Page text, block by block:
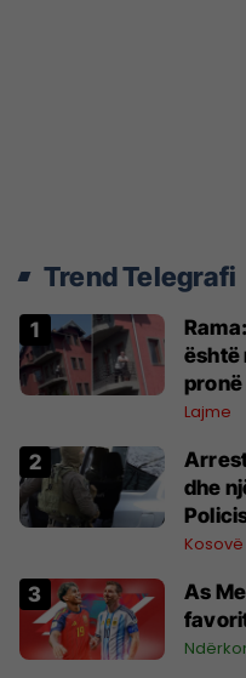
Trend Telegrafi
është
Lajme
dhe
Kosovë
As